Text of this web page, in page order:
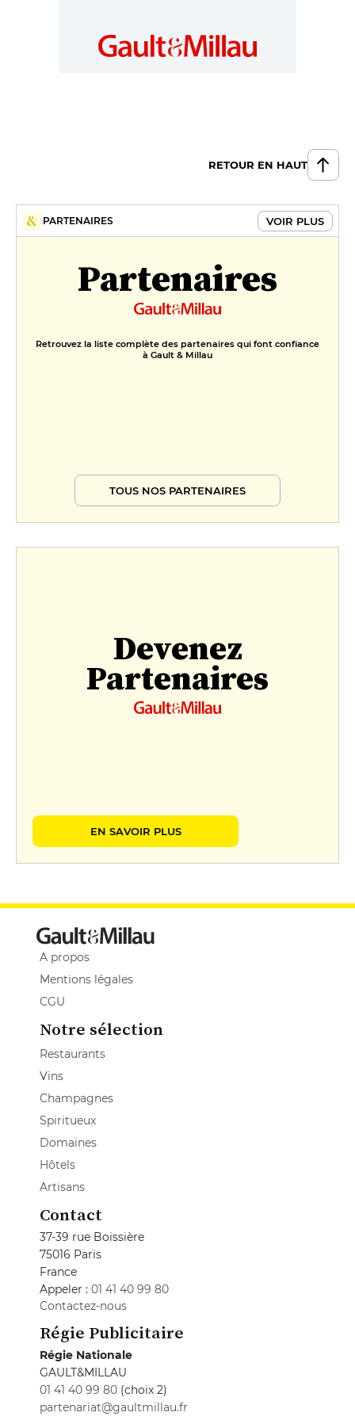
RETOUR EN HAUT
PARTENAIRES VOIR PLUS
Partenaires
Retrouvez la liste complète des partenaires qui font confiance
à Gault & Millau
TOUS NOS PARTENAIRES
Devenez
Partenaires
EN SAVOIR PLUS
A propos
Mentions légales
CGU
Notre sélection
Restaurants
Vins
Champagnes
Spiritueux
Domaines
Hôtels
Artisans
Contact
37-39 rue Boissière
75016 Paris
France
Appeler : 01 41 40 99 80
Contactez-nous
Régie Publicitaire
Régie Nationale
GAULT&MILLAU
01 41 40 99 80 (choix 2)
partenariat@gaultmillau.fr